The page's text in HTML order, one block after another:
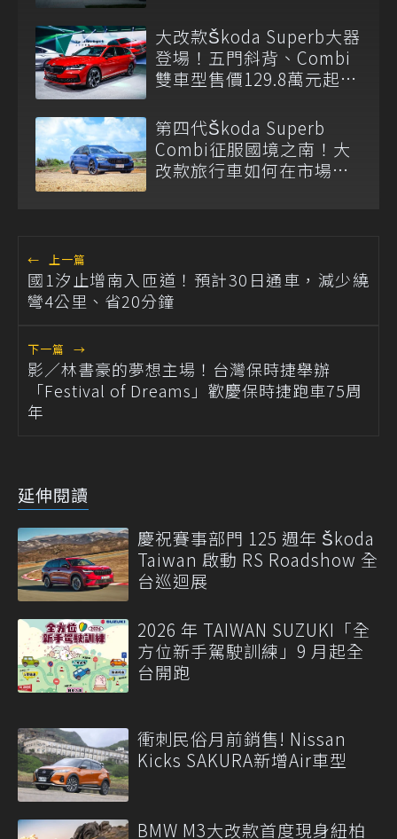
大改款Škoda Superb大器
登場！五門斜背、Combi
雙車型售價129.8萬元起上
第四代Škoda Superb
Combi征服國境之南！大
改款旅行車如何在市場中
← 上一篇
國1汐止增南入匝道！預計30日通車，減少繞
彎4公里、省20分鐘
下一篇 →
影／林書豪的夢想主場！台灣保時捷舉辦
「Festival of Dreams」歡慶保時捷跑車75周
年
延伸閱讀
慶祝賽事部門 125 週年 Škoda
Taiwan 啟動 RS Roadshow 全
台巡迴展
2026 年 TAIWAN SUZUKI「全
方位新手駕駛訓練」9 月起全
台開跑
衝刺民俗月前銷售! Nissan
Kicks SAKURA新增Air車型
BMW M3大改款首度現身紐柏